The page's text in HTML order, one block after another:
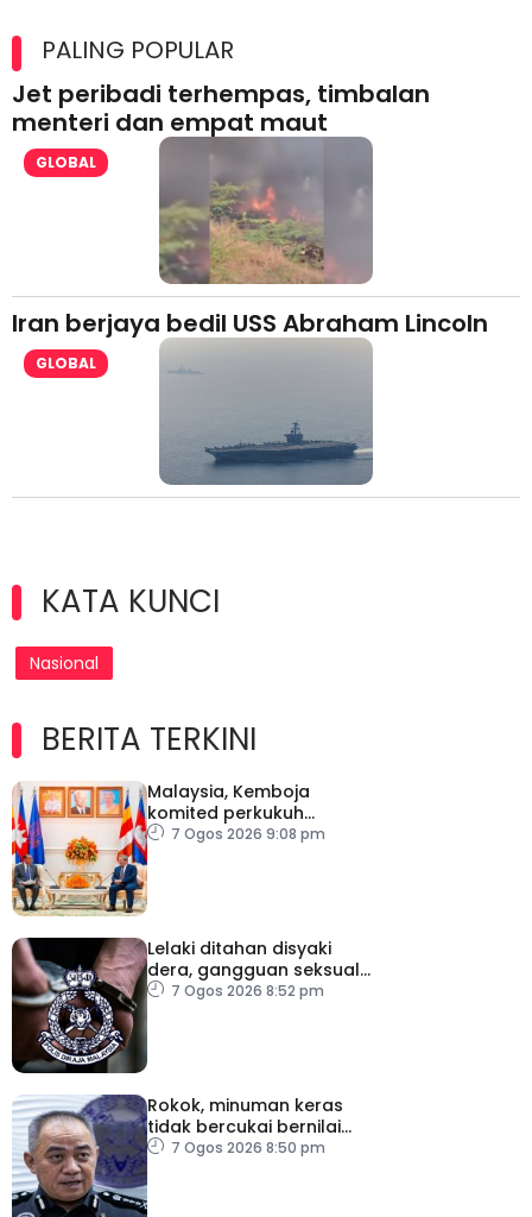
lesen separuh pertama 2026
PALING POPULAR
Jet peribadi terhempas, timbalan
menteri dan empat maut
GLOBAL
Iran berjaya bedil USS Abraham Lincoln
GLOBAL
KATA KUNCI
Nasional
BERITA TERKINI
Malaysia, Kemboja
komited perkukuh
kerjasama pertahanan
7 Ogos 2026 9:08 pm
Lelaki ditahan disyaki
dera, gangguan seksual
dua anak kandung
7 Ogos 2026 8:52 pm
Rokok, minuman keras
tidak bercukai bernilai
lebih RM64,000 dirampas
7 Ogos 2026 8:50 pm